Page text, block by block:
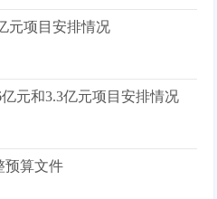
元项目安排情况
元和3.3亿元项目安排情况
预算文件